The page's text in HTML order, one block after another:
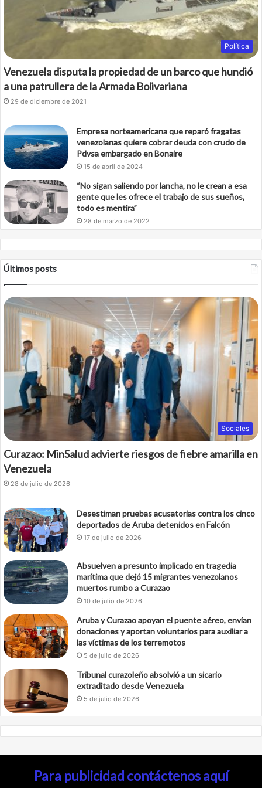
Política
Venezuela disputa la propiedad de un barco que hundió
a una patrullera de la Armada Bolivariana
29 de diciembre de 2021
Empresa norteamericana que reparó fragatas
venezolanas quiere cobrar deuda con crudo de
Pdvsa embargado en Bonaire
15 de abril de 2024
“No sigan saliendo por lancha, no le crean a esa
gente que les ofrece el trabajo de sus sueños,
todo es mentira”
28 de marzo de 2022
Últimos posts
Sociales
Curazao: MinSalud advierte riesgos de fiebre amarilla en
Venezuela
28 de julio de 2026
Desestiman pruebas acusatorias contra los cinco
deportados de Aruba detenidos en Falcón
17 de julio de 2026
Absuelven a presunto implicado en tragedia
marítima que dejó 15 migrantes venezolanos
muertos rumbo a Curazao
10 de julio de 2026
Aruba y Curazao apoyan el puente aéreo, envían
donaciones y aportan voluntarios para auxiliar a
las víctimas de los terremotos
5 de julio de 2026
Tribunal curazoleño absolvió a un sicario
extraditado desde Venezuela
5 de julio de 2026
Para publicidad contáctenos aquí